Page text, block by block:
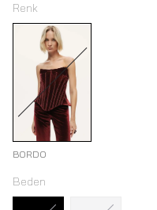
Renk
BORDO
Beden